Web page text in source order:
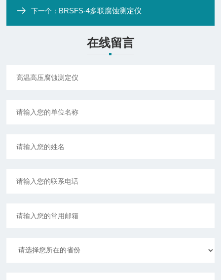
下一个： BRSFS-4多联腐蚀测定仪
在线留言